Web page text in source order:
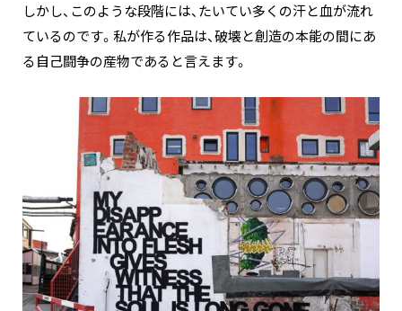
しかし、このような段階には、たいてい多くの汗と血が流れ
ているのです。私が作る作品は、破壊と創造の本能の間にあ
る自己闘争の産物であると言えます。